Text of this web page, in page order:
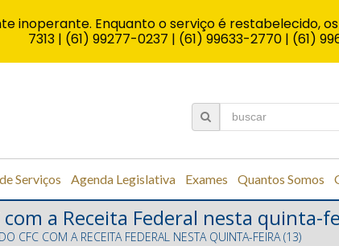
Serviços Agenda Legislativa Exames Quantos Somos
com a Receita Federal nesta quinta-
CFC COM A RECEITA FEDERAL NESTA QUINTA-FEIRA (13)
Enquanto o serviço é restabelecido,
7313 | (61) 99277-0237 | (61) 99633-2770 | (61)